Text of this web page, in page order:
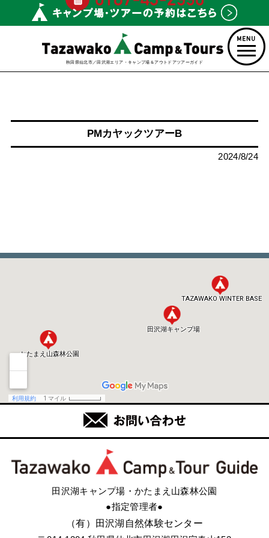
秋田県仙北市／田沢湖エリア・キャンプ場＆アウトドアツアーガイド
PMカヤックツアーB
2024/8/24
田沢湖キャンプ場・かたまえ山森林公園
●指定管理者●
（有）田沢湖自然体験センター